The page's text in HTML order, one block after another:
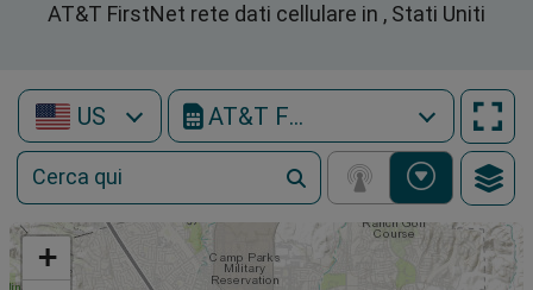
AT&T FirstNet rete dati cellulare in , Stati Uniti
US AT&T FirstNet
+